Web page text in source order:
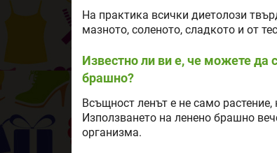
На практика всички диетолози
мазното, соленото, сладкото и от
Известно ли ви е, че можете да
брашно?
Всъщност ленът е не само
Използването на ленено брашно
организма.